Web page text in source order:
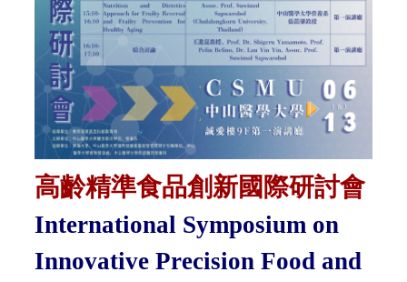
高齡精準食品創新國際研討會
International Symposium on
Innovative Precision Food and